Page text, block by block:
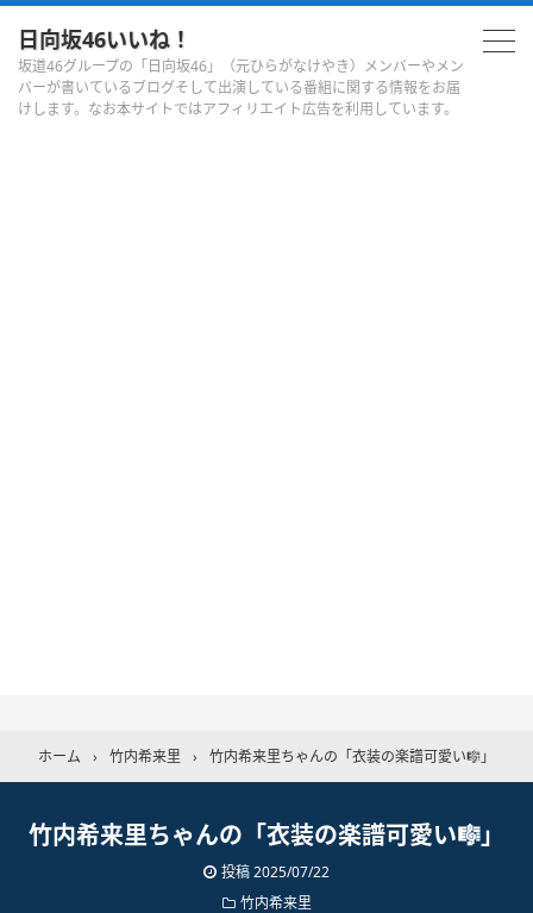
日向坂46いいね！
坂道46グループの「日向坂46」（元ひらがなけやき）メンバーやメン
バーが書いているブログそして出演している番組に関する情報をお届
けします。なお本サイトではアフィリエイト広告を利用しています。
ホーム › 竹内希来里 › 竹内希来里ちゃんの「衣装の楽譜可愛い🎼」
竹内希来里ちゃんの「衣装の楽譜可愛い🎼」
投稿2025/07/22
竹内希来里